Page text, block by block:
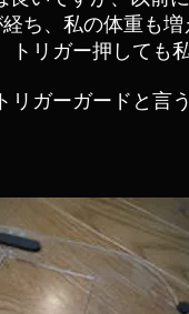
ち、 私の体重も
トリガー押しても
リガーガードと言